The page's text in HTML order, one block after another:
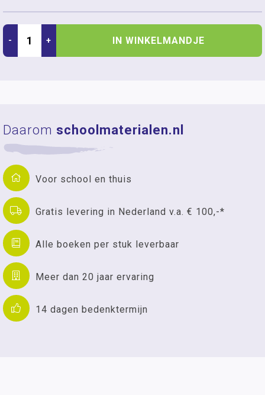
- + IN WINKELMANDJE
Daarom schoolmaterialen.nl
Voor school en thuis
Gratis levering in Nederland v.a. € 100,-*
Alle boeken per stuk leverbaar
Meer dan 20 jaar ervaring
14 dagen bedenktermijn